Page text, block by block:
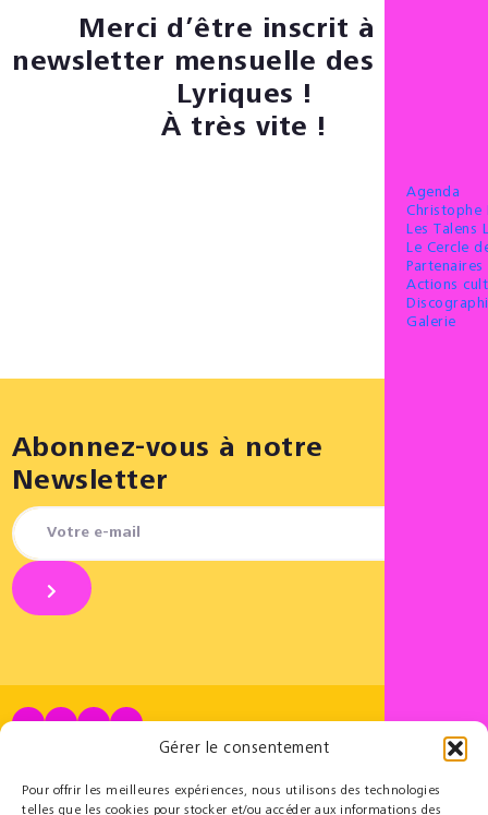
Gérer le consentement
Pour offrir les meilleures expériences, nous utilisons des technologies
telles que les cookies pour stocker et/ou accéder aux informations des
Agenda
Christophe
Les Talens
Le Cercle
Actions
Galerie
Merci d’être inscrit à la
newsletter mensuelle des Talens
Lyriques !
À très vite !
Abonnez-vous à notre
Newsletter
Le Cercle des Mécènes
Partenaires institutionnels
Éducatif
Résidences pédagogiques
t@lenschool